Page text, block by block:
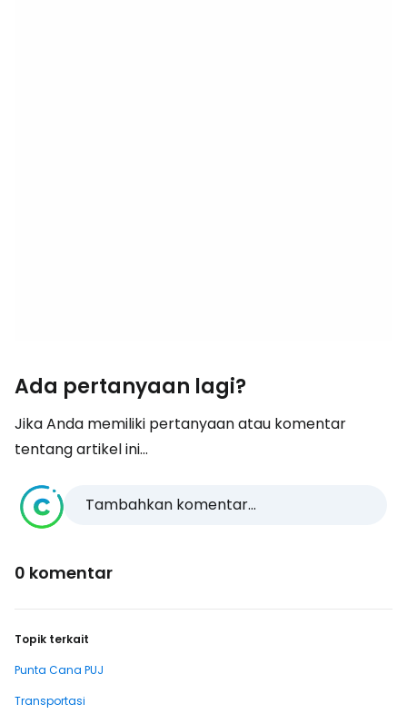
Ada pertanyaan lagi?
Jika Anda memiliki pertanyaan atau komentar
tentang artikel ini...
Tambahkan komentar...
0 komentar
Topik terkait
Punta Cana PUJ
Transportasi